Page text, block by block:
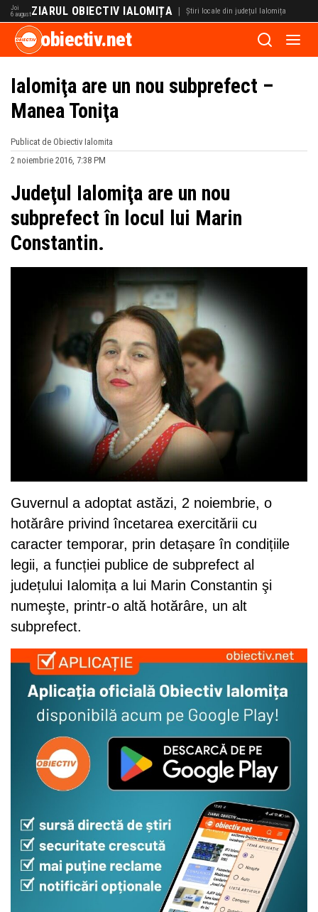
Joi
6 augustZIARUL OBIECTIV IALOMIȚA | Știri locale din județul Ialomița
obiectiv.net
Ialomiţa are un nou subprefect –
Manea Toniţa
Publicat de Obiectiv Ialomita
2 noiembrie 2016, 7:38 PM
Judeţul Ialomiţa are un nou
subprefect în locul lui Marin
Constantin.
Guvernul a adoptat astăzi, 2 noiembrie, o
hotărâre privind încetarea exercitării cu
caracter temporar, prin detașare în condițiile
legii, a funcției publice de subprefect al
județului Ialomița a lui Marin Constantin şi
numeşte, printr-o altă hotărâre, un alt
subprefect.